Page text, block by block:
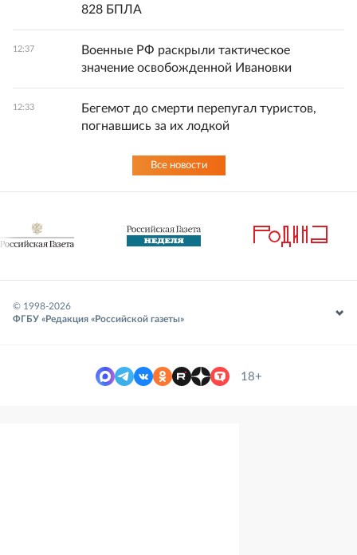
828 БПЛА
12:37
Военные РФ раскрыли тактическое
значение освобожденной Ивановки
12:33
Бегемот до смерти перепугал туристов,
погнавшись за их лодкой
Все новости
© 1998-2026
ФГБУ «Редакция «Российской газеты»
18+